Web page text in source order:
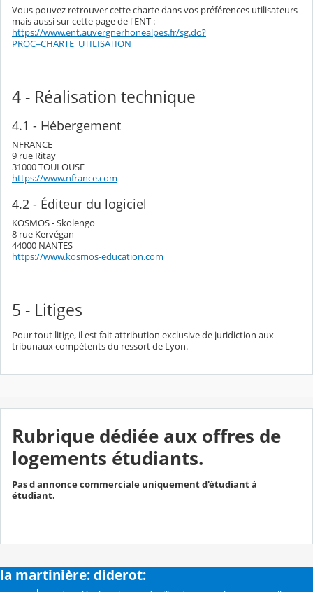
Vous pouvez retrouver cette charte dans vos préférences utilisateurs
mais aussi sur cette page de l'ENT :
https://www.ent.auvergnerhonealpes.fr/sg.do?
PROC=CHARTE_UTILISATION
4 - Réalisation technique
4.1 - Hébergement
NFRANCE
9 rue Ritay
31000 TOULOUSE
https://www.nfrance.com
4.2 - Éditeur du logiciel
KOSMOS - Skolengo
8 rue Kervégan
44000 NANTES
https://www.kosmos-education.com
5 - Litiges
Pour tout litige, il est fait attribution exclusive de juridiction aux
tribunaux compétents du ressort de Lyon.
Rubrique dédiée aux offres de
logements étudiants.
Pas d annonce commerciale uniquement d'étudiant à
étudiant.
la martinière: diderot: